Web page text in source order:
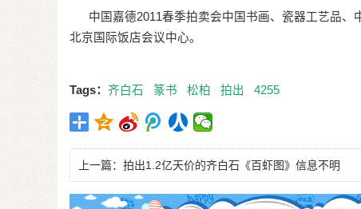
中国嘉德2011春季拍卖会中国书画、瓷器工艺品、
北京国际饭店会议中心。
Tags： 齐白石 篆书 松柏 拍出 4255
上一篇： 拍出1.2亿天价的齐白石《百虾图》信息不明